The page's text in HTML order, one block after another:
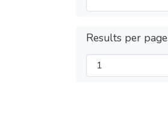
Results per page